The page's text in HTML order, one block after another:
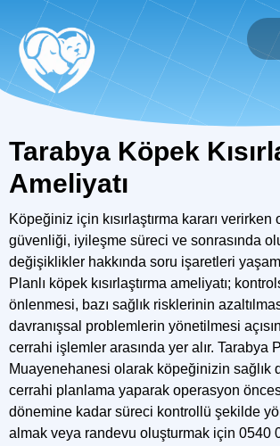
Tarabya Köpek
Ameliyatı
Köpeğiniz için kısırlaştırma kararı
güvenliği, iyileşme süreci ve sonrasında
değişiklikler hakkında soru işaretleri
Planlı köpek kısırlaştırma ameliyatı;
önlenmesi, bazı sağlık risklerinin
davranışsal problemlerin yönetilmesi
cerrahi işlemler arasında yer alır. Tarabya
Muayenehanesi olarak köpeğinizin sağlık
cerrahi planlama yaparak operasyon
dönemine kadar süreci kontrollü şekilde
almak veya randevu oluşturmak için 0540